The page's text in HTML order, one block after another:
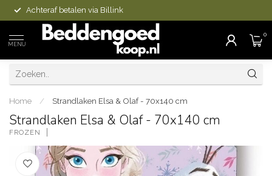
Achteraf betalen via Billink
MENU
0
Home / Strandlaken Elsa & Olaf - 70x140 cm
Strandlaken Elsa & Olaf - 70x140 cm
FROZEN